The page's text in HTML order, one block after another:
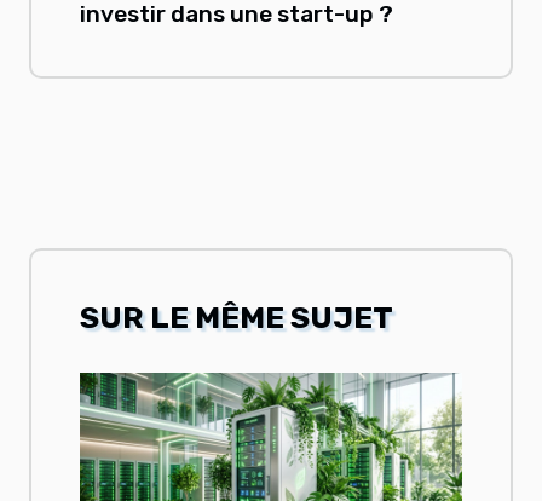
investir dans une start-up ?
SUR LE MÊME SUJET